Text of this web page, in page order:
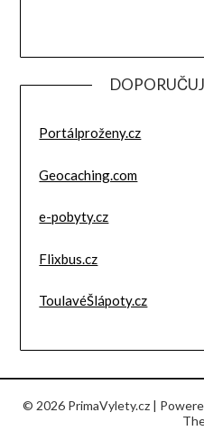
Portálproženy.cz
Geocaching.com
e-pobyty.cz
Flixbus.cz
ToulavéŠlápoty.cz
© 2026 PrimaVylety.cz |